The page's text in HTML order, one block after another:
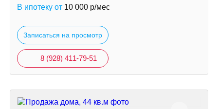
В ипотеку от 10 000 р/мес
Записаться на просмотр
8 (928) 411-79-51